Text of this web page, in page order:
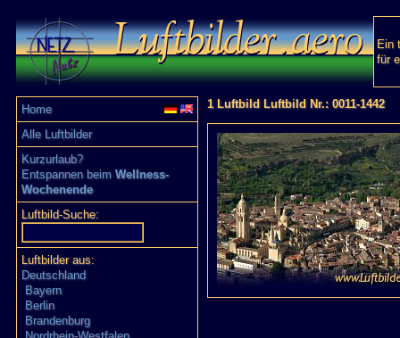
Ein
für
Home
Alle Luftbilder
Kurzurlaub?
Entspannen beim Wellness-
Wochenende
Luftbild-Suche:
Luftbilder aus:
Deutschland
Bayern
Berlin
Brandenburg
1 Luftbild Luftbild Nr.: 0011-1442